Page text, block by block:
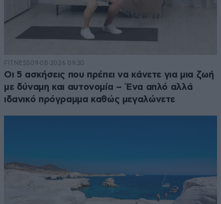
FITNESS09·08·2026 09:30
Οι 5 ασκήσεις που πρέπει να κάνετε για μια ζωή
με δύναμη και αυτονομία – Ένα απλό αλλά
ιδανικό πρόγραμμα καθώς μεγαλώνετε